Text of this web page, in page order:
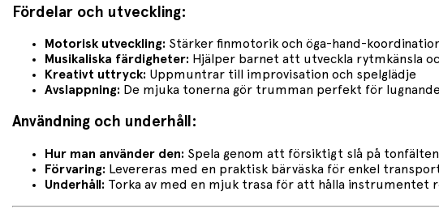
Fördelar och utveckling:
Motorisk utveckling: Stärker finmotorik och öga-hand-
Musikaliska färdigheter: Hjälper barnet att utveckla rytmkänsla
Kreativt uttryck: Uppmuntrar till improvisation och spelglädje
Avslappning: De mjuka tonerna gör trumman perfekt för
Användning och underhåll:
Hur man använder den: Spela genom att försiktigt slå på
Förvaring: Levereras med en praktisk bärväska för enkel
Underhåll: Torka av med en mjuk trasa för att hålla instrumentet